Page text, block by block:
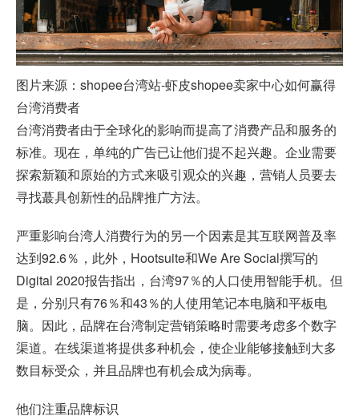
图片来源：shopee台湾站-虾皮shopee卖家中心如何赢得
台湾消费者
台湾消费者由于全球化的影响而提高了消费产品和服务的
标准。现在，单纯的广告已让他们提不起兴趣。企业需要
探索新颖和原始的方式来吸引观众的兴趣，营销人员要去
寻找蕞具创新性的品牌推广方法。
严重影响台湾人消费行为的另一个因素是其互联网普及率
达到92.6％，此外，Hootsuite和We Are Social撰写的
Digital 2020报告指出，台湾97％的人口使用智能手机。但
是，分别只有76％和43％的人使用笔记本电脑和平板电
脑。因此，品牌在台湾制定营销策略时需要考虑多个数字
渠道。在线渠道将提供多种机会，使企业能够接触到大多
数目标受众，并且品牌也有机会成为病毒。
他们注重品牌标识